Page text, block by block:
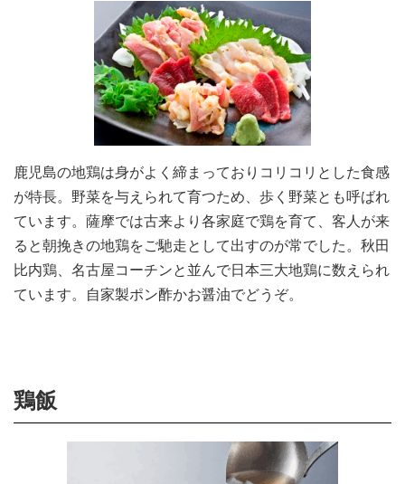
鹿児島の地鶏は身がよく締まっておりコリコリとした食感
が特長。野菜を与えられて育つため、歩く野菜とも呼ばれ
ています。薩摩では古来より各家庭で鶏を育て、客人が来
ると朝挽きの地鶏をご馳走として出すのが常でした。秋田
比内鶏、名古屋コーチンと並んで日本三大地鶏に数えられ
ています。自家製ポン酢かお醤油でどうぞ。
鶏飯